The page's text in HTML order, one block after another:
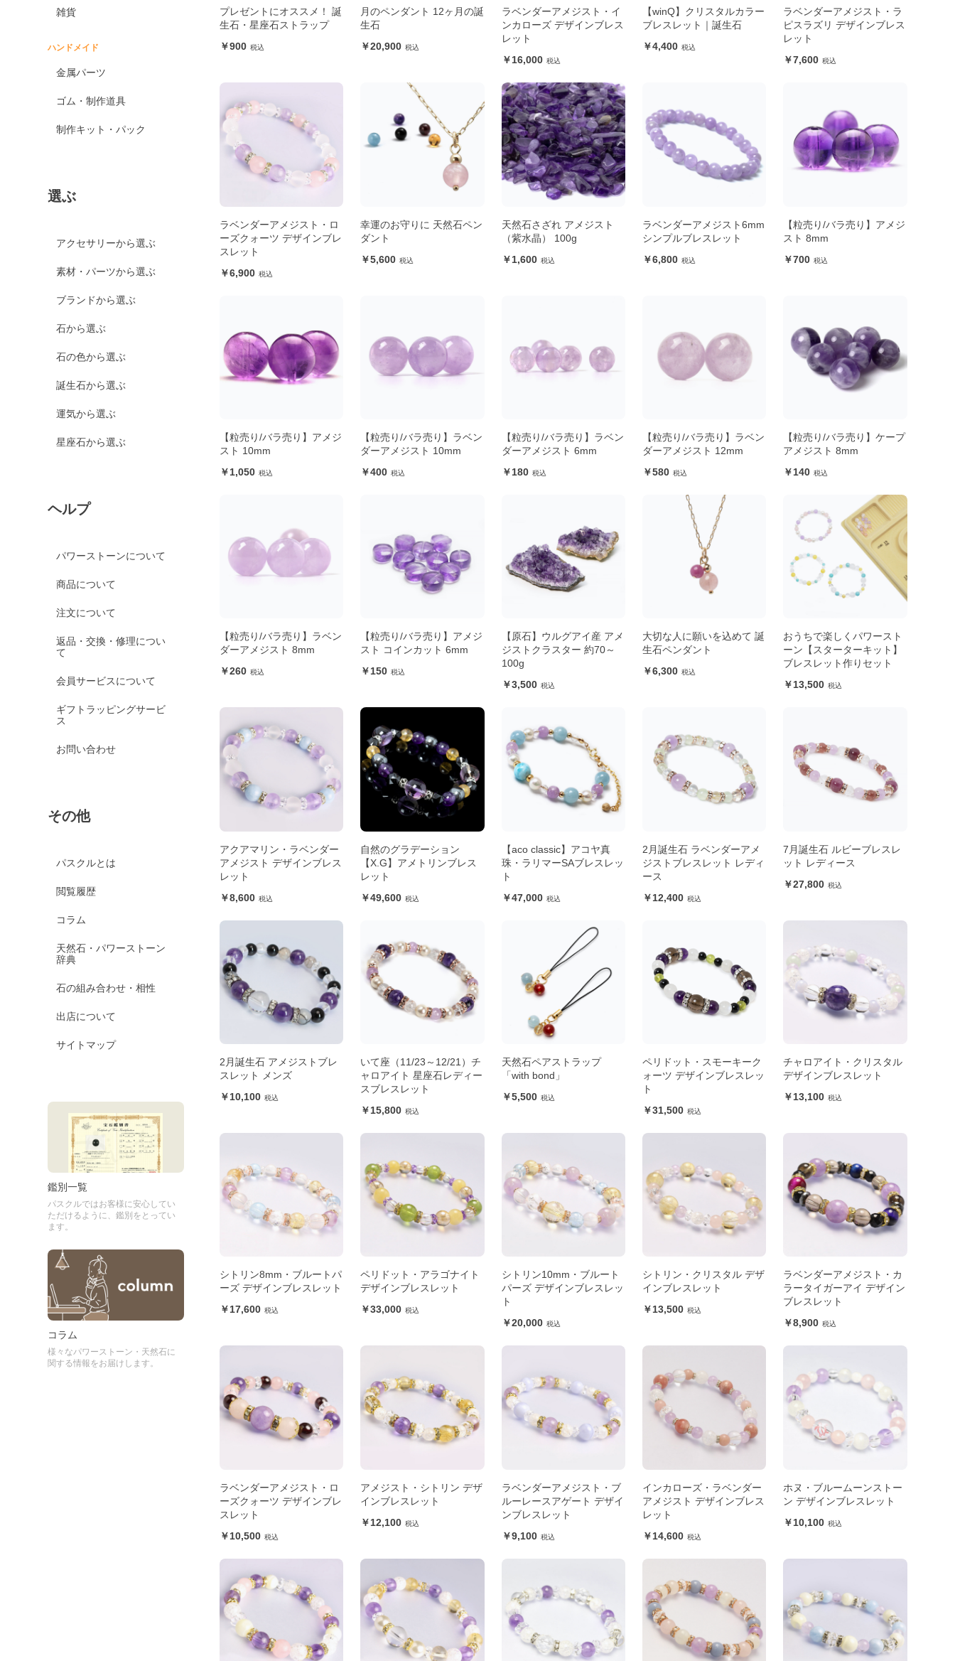
雑貨
ハンドメイド
金属パーツ
ゴム・制作道具
制作キット・パック
選ぶ
アクセサリーから選ぶ
素材・パーツから選ぶ
ブランドから選ぶ
石から選ぶ
石の色から選ぶ
誕生石から選ぶ
運気から選ぶ
星座石から選ぶ
ヘルプ
パワーストーンについて
商品について
注文について
返品・交換・修理につい
て
会員サービスについて
ギフトラッピングサービ
ス
お問い合わせ
その他
パスクルとは
閲覧履歴
コラム
天然石・パワーストーン
辞典
石の組み合わせ・相性
出店について
サイトマップ
鑑別一覧
パスクルではお客様に安心してい
ただけるように、鑑別をとってい
ます。
コラム
様々なパワーストーン・天然石に
関する情報をお届けします。
プレゼントにオススメ！ 誕
生石・星座石ストラップ
900
月のペンダント 12ヶ月の誕
生石
20,900
ラベンダーアメジスト・イ
ンカローズ デザインブレス
レット
16,000
【winQ】クリスタルカラー
ブレスレット｜誕生石
4,400
ラベンダーアメジスト・ラ
ピスラズリ デザインブレス
レット
7,600
ラベンダーアメジスト・ロ
ーズクォーツ デザインブレ
スレット
6,900
幸運のお守りに 天然石ペン
ダント
5,600
天然石さざれ アメジスト
（紫水晶） 100g
1,600
ラベンダーアメジスト6mm
シンプルブレスレット
6,800
【粒売り/バラ売り】アメジ
スト 8mm
700
【粒売り/バラ売り】アメジ
スト 10mm
1,050
【粒売り/バラ売り】ラベン
ダーアメジスト 10mm
400
【粒売り/バラ売り】ラベン
ダーアメジスト 6mm
180
【粒売り/バラ売り】ラベン
ダーアメジスト 12mm
580
【粒売り/バラ売り】ケープ
アメジスト 8mm
140
【粒売り/バラ売り】ラベン
ダーアメジスト 8mm
260
【粒売り/バラ売り】アメジ
スト コインカット 6mm
150
【原石】ウルグアイ産 アメ
ジストクラスター 約70～
100g
3,500
大切な人に願いを込めて 誕
生石ペンダント
6,300
おうちで楽しくパワースト
ーン【スターターキット】
ブレスレット作りセット
13,500
アクアマリン・ラベンダー
アメジスト デザインブレス
レット
8,600
自然のグラデーション
【X.G】アメトリンブレス
レット
49,600
【aco classic】アコヤ真
珠・ラリマーSAブレスレッ
ト
47,000
2月誕生石 ラベンダーアメ
ジストブレスレット レディ
ース
12,400
7月誕生石 ルビーブレスレ
ット レディース
27,800
2月誕生石 アメジストブレ
スレット メンズ
10,100
いて座（11/23～12/21）チ
ャロアイト 星座石レディー
スブレスレット
15,800
天然石ペアストラップ
「with bond」
5,500
ペリドット・スモーキーク
ォーツ デザインブレスレッ
ト
31,500
チャロアイト・クリスタル
デザインブレスレット
13,100
シトリン8mm・ブルートパ
ーズ デザインブレスレット
17,600
ペリドット・アラゴナイト
デザインブレスレット
33,000
シトリン10mm・ブルート
パーズ デザインブレスレッ
ト
20,000
シトリン・クリスタル デザ
インブレスレット
13,500
ラベンダーアメジスト・カ
ラータイガーアイ デザイン
ブレスレット
8,900
ラベンダーアメジスト・ロ
ーズクォーツ デザインブレ
スレット
10,500
アメジスト・シトリン デザ
インブレスレット
12,100
ラベンダーアメジスト・ブ
ルーレースアゲート デザイ
ンブレスレット
9,100
インカローズ・ラベンダー
アメジスト デザインブレス
レット
14,600
ホヌ・ブルームーンストー
ン デザインブレスレット
10,100